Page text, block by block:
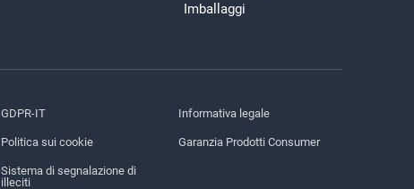
Imballaggi
GDPR-IT Informativa legale
Politica sui cookie Garanzia Prodotti Consumer
Sistema di segnalazione di
illeciti